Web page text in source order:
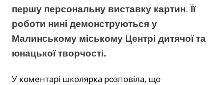
першу персональну виставку картин.Її
роботи нині демонструються у
Малинському міському Центрі дитячої та
юнацької творчості.
У коментарі школярка розповіла, що